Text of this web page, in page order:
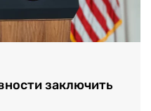
заключить